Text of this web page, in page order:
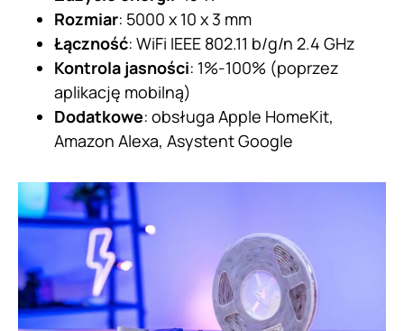
Rozmiar: 5000 x 10 x 3 mm
Łączność: WiFi IEEE 802.11 b/g/n 2.4 GHz
Kontrola jasności: 1%-100% (poprzez
aplikację mobilną)
Dodatkowe: obsługa Apple HomeKit,
Amazon Alexa, Asystent Google